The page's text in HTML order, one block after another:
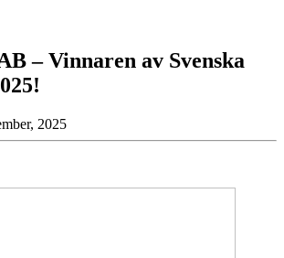
– Vinnaren av Svenska
2025